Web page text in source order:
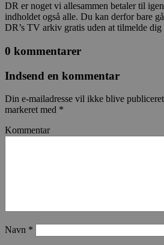
DR er noget vi allesammen betaler til
indholdet også alle. Du kan derfor bare
DR’s TV arkiv gratis uden at tilmelde dig
0 kommentarer
Indsend en kommentar
Din e-mailadresse vil ikke blive
markeret med *
Kommentar
Navn *